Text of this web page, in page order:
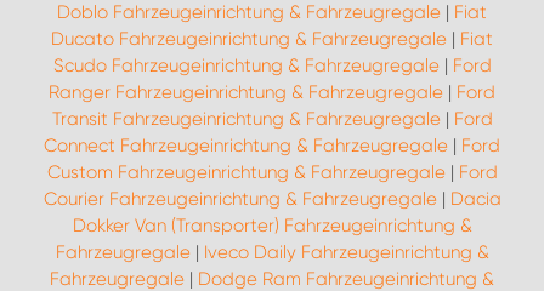
Doblo Fahrzeugeinrichtung & Fahrzeugregale | Fiat
Ducato Fahrzeugeinrichtung & Fahrzeugregale | Fiat
Scudo Fahrzeugeinrichtung & Fahrzeugregale| Ford
Ranger Fahrzeugeinrichtung & Fahrzeugregale | Ford
Transit Fahrzeugeinrichtung & Fahrzeugregale| Ford
Connect Fahrzeugeinrichtung & Fahrzeugregale | Ford
Custom Fahrzeugeinrichtung & Fahrzeugregale| Ford
Courier Fahrzeugeinrichtung & Fahrzeugregale| Dacia
Dokker Van (Transporter) Fahrzeugeinrichtung &
Fahrzeugregale| Iveco Daily Fahrzeugeinrichtung &
Fahrzeugregale | Dodge Ram Fahrzeugeinrichtung &